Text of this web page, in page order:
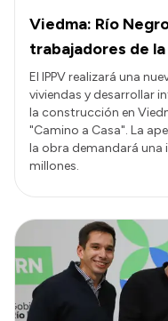
Convocatorias
Intranet
Login
Viedma: Río
trabajadores de
El IPPV realizará una
viviendas y desarrollar
la construcción en
"Camino a Casa". La
la obra demandará una
millones.